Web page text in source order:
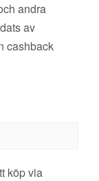
andra
av
cashback
köp via